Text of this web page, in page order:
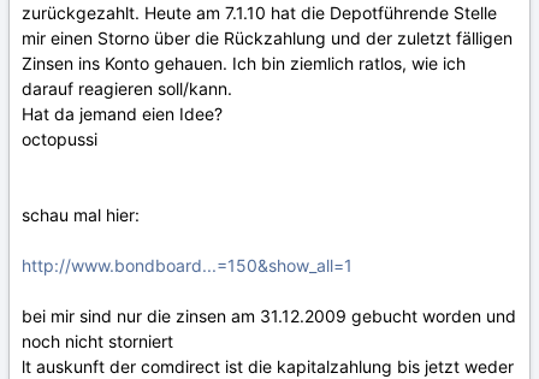
zurückgezahlt. Heute am 7.1.10 hat die Depotführende Stelle
mir einen Storno über die Rückzahlung und der zuletzt fälligen
Zinsen ins Konto gehauen. Ich bin ziemlich ratlos, wie ich
darauf reagieren soll/kann.
Hat da jemand eien Idee?
octopussi
schau mal hier:
http://www.bondboard...=150&show_all=1
bei mir sind nur die zinsen am 31.12.2009 gebucht worden und
noch nicht storniert
lt auskunft der comdirect ist die kapitalzahlung bis jetzt weder